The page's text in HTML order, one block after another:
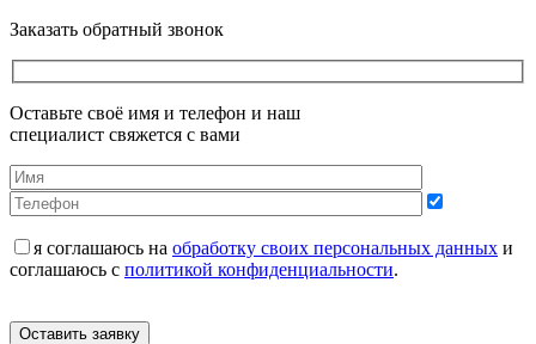
Заказать обратный звонок
Оставьте своё имя и телефон и наш
специалист свяжется с вами
я соглашаюсь на обработку своих персональных данных и
соглашаюсь с политикой конфиденциальности.
Оставить заявку